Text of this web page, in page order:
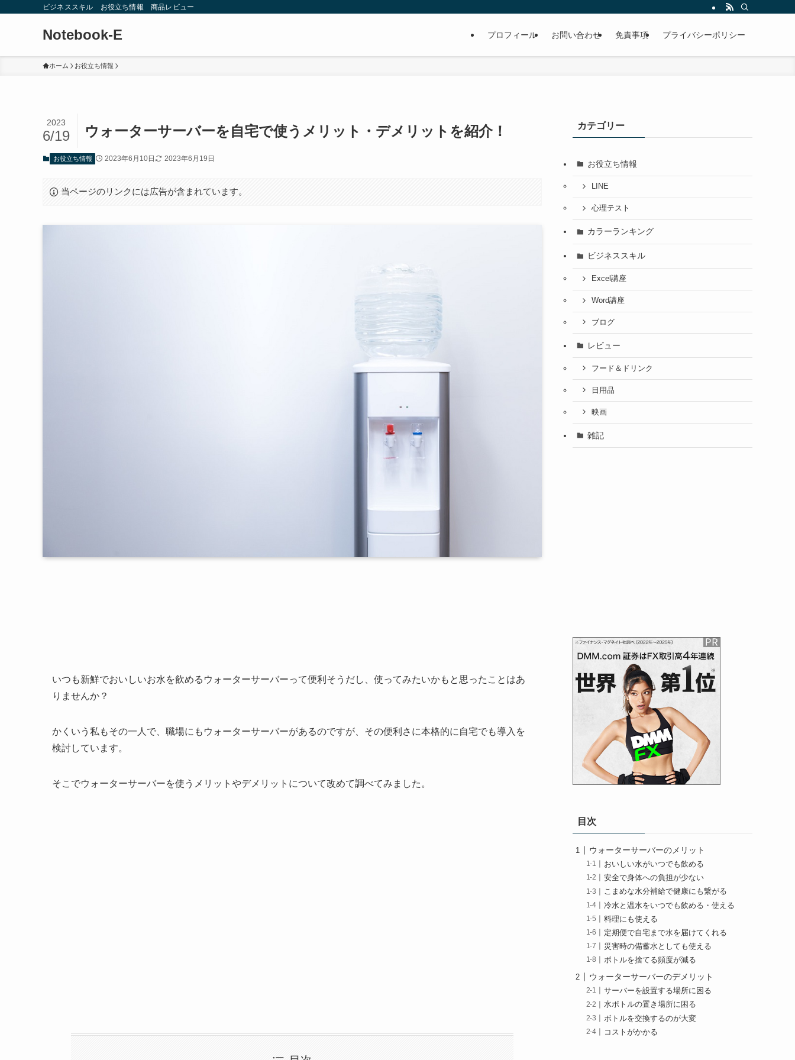
ビジネススキル お役立ち情報 商品レビュー
Notebook-E プロフィール お問い合わせ 免責事項 プライバシーポリシー
ホーム お役立ち情報
ウォーターサーバーを自宅で使うメリット・デメリットを紹介！
2023
6/19
お役立ち情報 2023年6月10日 2023年6月19日
当ページのリンクには広告が含まれています。
いつも新鮮でおいしいお水を飲めるウォーターサーバーって便利そうだし、使ってみたいかもと思ったことはあ
りませんか？
かくいう私もその一人で、職場にもウォーターサーバーがあるのですが、その便利さに本格的に自宅でも導入を
検討しています。
そこでウォーターサーバーを使うメリットやデメリットについて改めて調べてみました。
カテゴリー
お役立ち情報
LINE
心理テスト
カラーランキング
ビジネススキル
Excel講座
Word講座
ブログ
レビュー
フード＆ドリンク
日用品
映画
雑記
目次
ウォーターサーバーのメリット
おいしい水がいつでも飲める
安全で身体への負担が少ない
こまめな水分補給で健康にも繋がる
冷水と温水をいつでも飲める・使える
料理にも使える
定期便で自宅まで水を届けてくれる
災害時の備蓄水としても使える
ボトルを捨てる頻度が減る
ウォーターサーバーのデメリット
サーバーを設置する場所に困る
水ボトルの置き場所に困る
ボトルを交換するのが大変
コストがかかる